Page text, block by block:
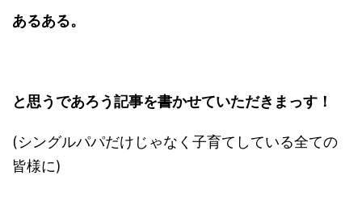
あるある。
と思うであろう記事を書かせていただきまっす！
(シングルパパだけじゃなく子育てしている全ての
皆様に)